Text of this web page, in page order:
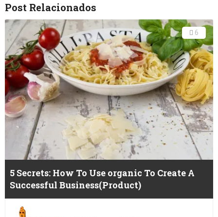
Post Relacionados
6
5 Secrets: How To Use organic To Create A
Successful Business(Product)